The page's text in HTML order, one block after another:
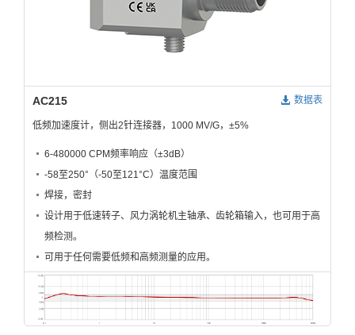
AC215 数据表
低频加速度计，侧出2针连接器，1000 MV/G，±5%
6-480000 CPM频率响应（±3dB）
-58至250°（-50至121°C）温度范围
焊接，密封
设计用于低速转子、风力涡轮机主轴承、齿轮箱输入，也可用于高
频检测。
可用于任何需要低频和高频测量的应用。